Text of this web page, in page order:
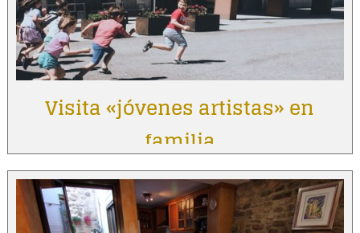
Visita «jóvenes artistas» en
familia